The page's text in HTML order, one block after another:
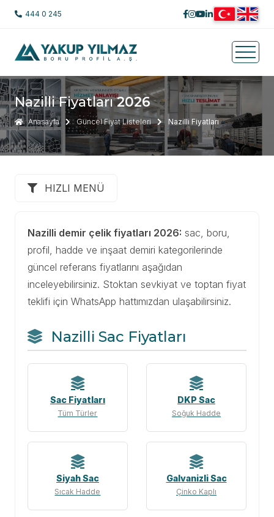
444 0 245
Nazilli Fiyatları2026
Anasayfa Güncel Fiyat Listeleri Nazilli Fiyatları
HIZLI MENÜ
Nazilli demir çelik fiyatları 2026: sac, boru,
profil, hadde ve inşaat demiri kategorilerinde
güncel referans fiyatlarını aşağıdan
inceleyebilirsiniz. Stoktan sevkiyat ve toptan fiyat
teklifi için WhatsApp hattımızdan ulaşabilirsiniz.
Nazilli Sac Fiyatları
Sac Fiyatları
Tüm Türler
DKP Sac
Soğuk Hadde
Siyah Sac
Sıcak Hadde
Galvanizli Sac
Çinko Kaplı